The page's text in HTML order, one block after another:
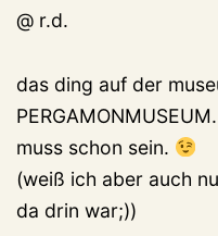
@ r.d.
das ding auf der
muss schon sein.
(weiß ich aber auch
da drin war;))